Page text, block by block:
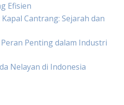
Efisien
Cantrang: Sejarah dan
Penting dalam Industri
Nelayan di Indonesia